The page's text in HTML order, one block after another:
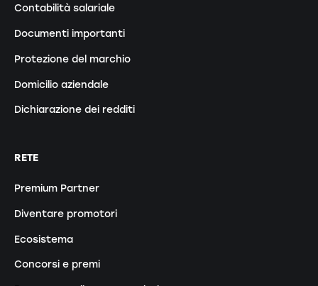
Contabilità salariale
Documenti importanti
Protezione del marchio
Domicilio aziendale
Dichiarazione dei redditi
RETE
Premium Partner
Diventare promotori
Ecosistema
Concorsi e premi